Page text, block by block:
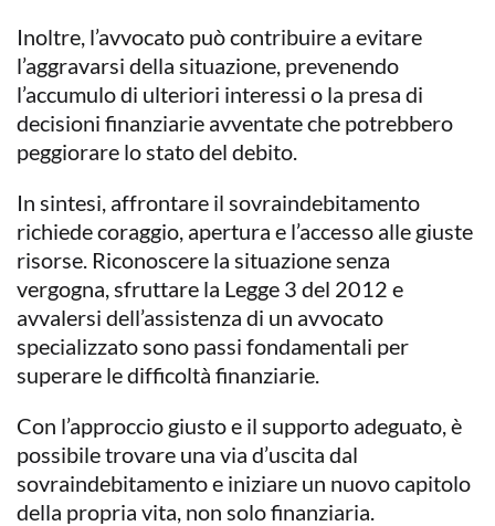
Inoltre, l’avvocato può contribuire a evitare
l’aggravarsi della situazione, prevenendo
l’accumulo di ulteriori interessi o la presa di
decisioni finanziarie avventate che potrebbero
peggiorare lo stato del debito.
In sintesi, affrontare il sovraindebitamento
richiede coraggio, apertura e l’accesso alle giuste
risorse. Riconoscere la situazione senza
vergogna, sfruttare la Legge 3 del 2012 e
avvalersi dell’assistenza di un avvocato
specializzato sono passi fondamentali per
superare le difficoltà finanziarie.
Con l’approccio giusto e il supporto adeguato, è
possibile trovare una via d’uscita dal
sovraindebitamento e iniziare un nuovo capitolo
della propria vita, non solo finanziaria.